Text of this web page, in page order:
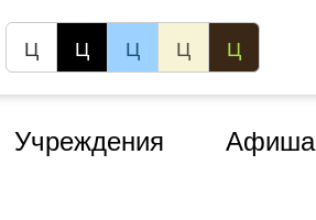
Ц Ц Ц Ц Ц
Учреждения Афиша